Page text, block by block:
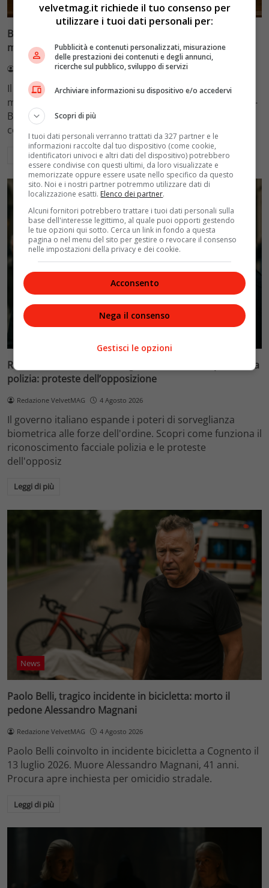
Blasi vs Totti: il giudice riduce l’assegno di
mantenimento a 10.900 euro
Redazione VelvetMAG 4 Agosto 2026
Il Tribunale di Roma ha fissato l'assegno di
mantenimento figli a 10.900 euro mensili nel caso Totti-
Blasi, respingendo la richiesta di 20mila euro della
conduttrice.
Leggi di più
Riconoscimento facciale, il governo accelera i poteri alla
polizia: proteste dell’opposizione
Redazione VelvetMAG 4 Agosto 2026
Il governo italiano espande i poteri di sorveglianza
biometrica alle forze dell'ordine. Scopri come funziona il
riconoscimento facciale polizia e le proteste
dell'opposiz
Leggi di più
News
Paolo Belli, tragico incidente in bicicletta: morto il
pedone Alessandro Magnani
Redazione VelvetMAG 4 Agosto 2026
Paolo Belli coinvolto in incidente bicicletta a Cognento il
13 luglio 2026. Muore Alessandro Magnani, 41 anni.
Procura apre inchiesta per omicidio stradale.
Leggi di più
velvetmag.it richiede il tuo consenso per
utilizzare i tuoi dati personali per:
Pubblicità e contenuti personalizzati, misurazione
delle prestazioni dei contenuti e degli annunci,
ricerche sul pubblico, sviluppo di servizi
Archiviare informazioni su dispositivo e/o accedervi
Scopri di più
I tuoi dati personali verranno trattati da 327 partner e le
informazioni raccolte dal tuo dispositivo (come cookie,
identificatori univoci e altri dati del dispositivo) potrebbero
essere condivise con questi ultimi, da loro visualizzate e
memorizzate oppure essere usate nello specifico da questo
sito. Noi e i nostri partner potremmo utilizzare dati di
localizzazione esatti. Elenco dei partner.
Alcuni fornitori potrebbero trattare i tuoi dati personali sulla
base dell'interesse legittimo, al quale puoi opporti gestendo
le tue opzioni qui sotto. Cerca un link in fondo a questa
pagina o nel menu del sito per gestire o revocare il consenso
nelle impostazioni della privacy e dei cookie.
Acconsento
Nega il consenso
Gestisci le opzioni